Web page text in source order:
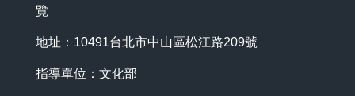
覽
地址：10491台北市中山區松江路209號
指導單位：文化部